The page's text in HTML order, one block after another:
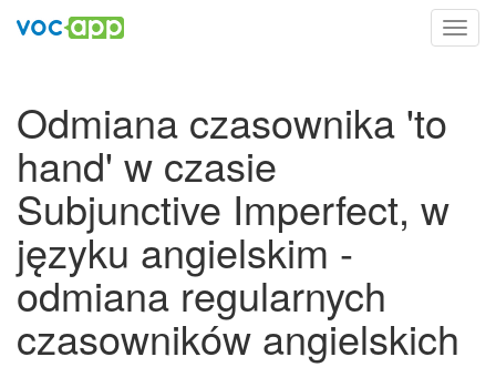
Odmiana czasownika 'to
hand' w czasie
Subjunctive Imperfect, w
języku angielskim -
odmiana regularnych
czasowników angielskich